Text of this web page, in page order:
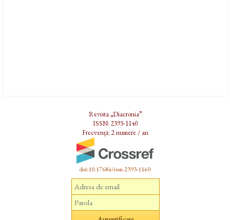
Revista „Diacronia”
ISSN: 2393-1140
Frecvență: 2 numere / an
doi:10.17684/issn.2393-1140